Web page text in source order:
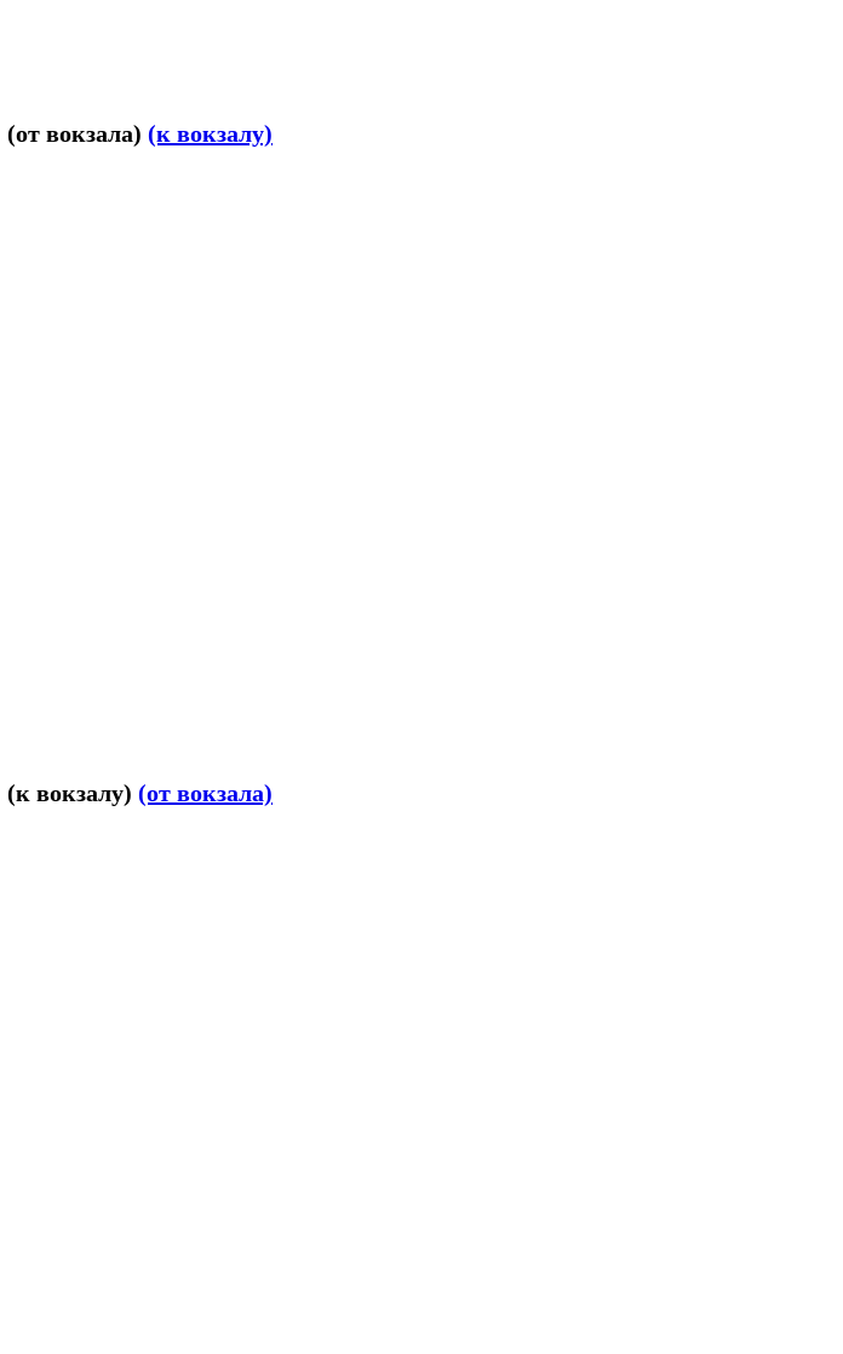
(от вокзала) (к вокзалу)
(к вокзалу) (от вокзала)